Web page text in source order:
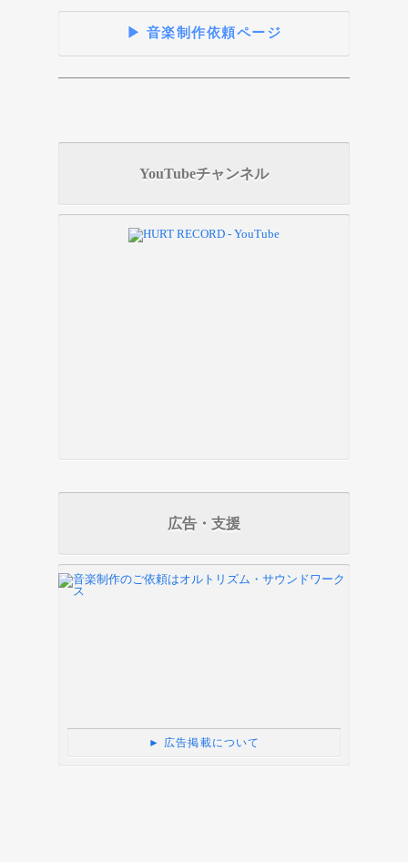
▶ 音楽制作依頼ページ
YouTubeチャンネル
広告・支援
► 広告掲載について